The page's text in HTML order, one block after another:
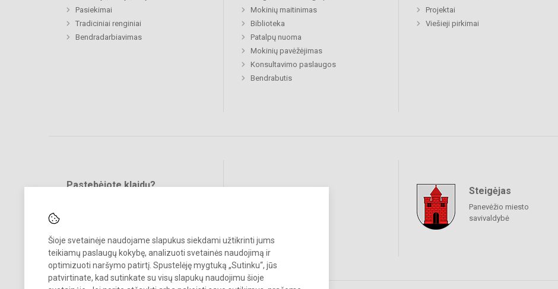
Šioje svetainėje naudojame slapukus siekdami užtikrinti jums
teikiamų paslaugų kokybę, analizuoti svetainės naudojimą ir
optimizuoti naršymo patirtį. Spustelėję mygtuką „Sutinku“, jūs
patvirtinate, kad sutinkate su visų slapukų naudojimu šioje
Pasiekimai
Tradiciniai renginiai
Bendradarbiavimas
Mokinių maitinimas
Biblioteka
Patalpų nuoma
Mokinių pavėžėjimas
Konsultavimo paslaugos
Bendrabutis
Projektai
Viešieji pirkimai
Pastebėjote klaidų?
Steigėjas
Panevėžio miesto
savivaldybė